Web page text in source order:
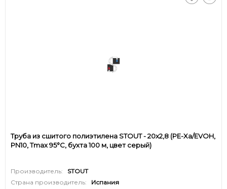
Труба из сшитого полиэтилена STOUT - 20x2,8 (PE-Xa/EVOH,
PN10, Tmax 95°C, бухта 100 м, цвет серый)
Производитель:
STOUT
Страна производитель:
Испания